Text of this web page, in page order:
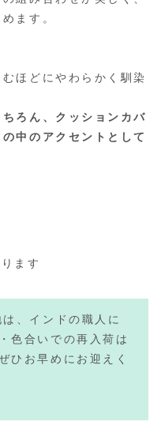
ます。
ほどにやわらかく馴染
ろん、クッションカバ
中のアクセントとして
ます
、インドの職人に
色合いでの再入荷は
ひお早めにお迎えく